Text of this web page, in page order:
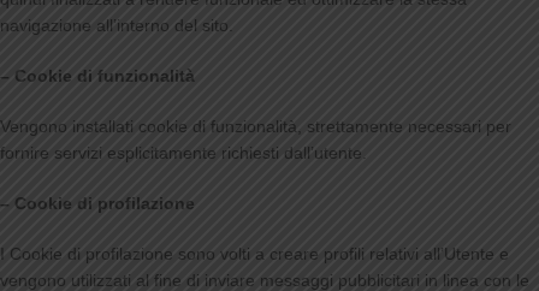
navigazione all’interno del sito.
– Cookie di funzionalità
Vengono installati cookie di funzionalità, strettamente necessari per
fornire servizi esplicitamente richiesti dall’utente.
– Cookie di profilazione
I Cookie di profilazione sono volti a creare profili relativi all’Utente e
vengono utilizzati al fine di inviare messaggi pubblicitari in linea con le